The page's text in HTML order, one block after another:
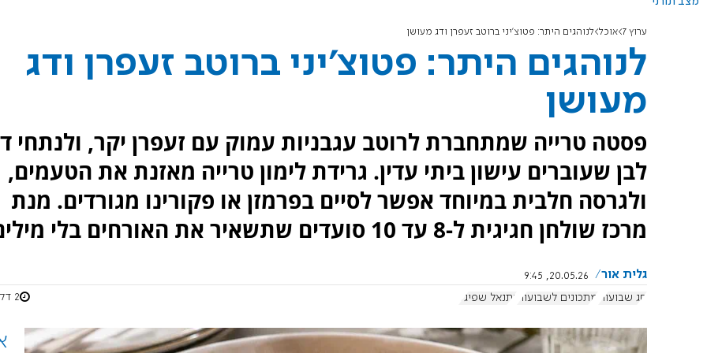
ערוץ 7 אוכל לנוהגים היתר: פטוצ'יני ברוטב זעפרן ודג מעושן
לנוהגים היתר: פטוצ'יני ברוטב זעפרן ודג
מעושן
פסטה טרייה שמתחברת לרוטב עגבניות עמוק עם זעפרן יקר, ולנתחי
לבן שעוברים עישון ביתי עדין. גרידת לימון טרייה מאזנת את הטעמים,
ולגרסה חלבית במיוחד אפשר לסיים בפרמזן או פקורינו מגורדים. מנת
מרכז שולחן חגיגית ל-8 עד 10 סועדים שתשאיר את האורחים בלי מילים.
גלית אור
20.05.26, 9:45
חג שבועות
מתכונים לשבועות נתנאל שפיגל 2 דקות